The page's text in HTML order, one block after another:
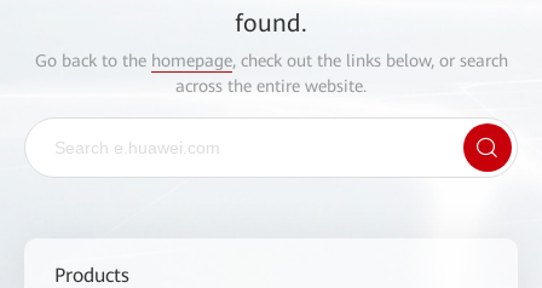
found.
Go back to the homepage, check out the links below, or search
across the entire website.
Products